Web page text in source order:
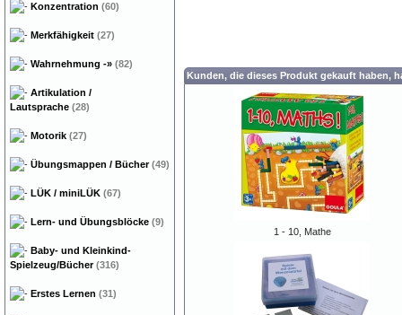
Kunden, die dieses Produkt gekauft haben,
1 - 10, Mathe
Konzentration (60)
Merkfähigkeit (27)
Wahrnehmung -» (82)
Artikulation /
Lautsprache (28)
Motorik (27)
Übungsmappen / Bücher(49)
LÜK / miniLÜK (67)
Lern- und Übungsblöcke (9)
Baby- und Kleinkind-
Spielzeug/Bücher(316)
Erstes Lernen (31)